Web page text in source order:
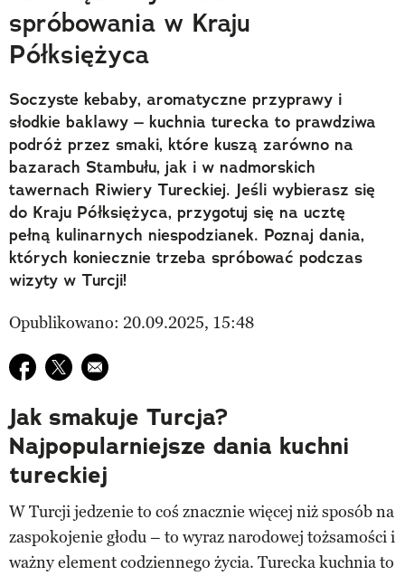
spróbowania w Kraju
Półksiężyca
Soczyste kebaby, aromatyczne przyprawy i
słodkie baklawy – kuchnia turecka to prawdziwa
podróż przez smaki, które kuszą zarówno na
bazarach Stambułu, jak i w nadmorskich
tawernach Riwiery Tureckiej. Jeśli wybierasz się
do Kraju Półksiężyca, przygotuj się na ucztę
pełną kulinarnych niespodzianek. Poznaj dania,
których koniecznie trzeba spróbować podczas
wizyty w Turcji!
Opublikowano: 20.09.2025, 15:48
Udostępnij na facebook
Udostępnij na twitter
E-mail do przyjaciela
Jak smakuje Turcja?
Najpopularniejsze dania kuchni
tureckiej
W Turcji jedzenie to coś znacznie więcej niż sposób na
zaspokojenie głodu – to wyraz narodowej tożsamości i
ważny element codziennego życia. Turecka kuchnia to